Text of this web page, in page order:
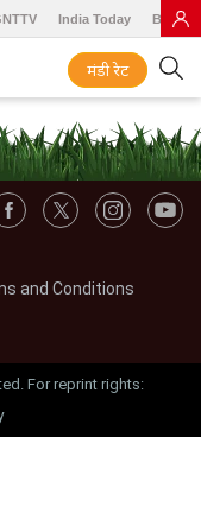
India Today BT
मंडी रेट
and Conditions
For reprint rights: